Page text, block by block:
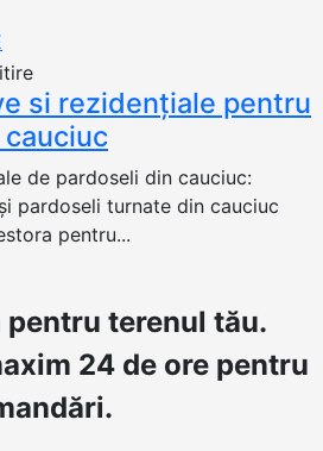
si rezidențiale pentru
de pardoseli din cauciuc:
pardoseli turnate din cauciuc
pentru...
pentru terenul tău.
24 de ore pentru